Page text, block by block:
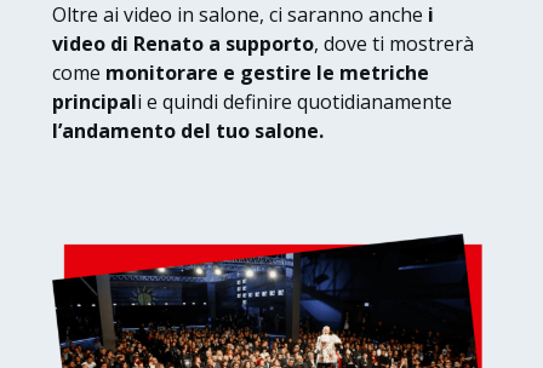
Oltre ai video in salone, ci saranno anche i
video di Renato a supporto, dove ti mostrerà
come monitorare e gestire le metriche
principali e quindi definire quotidianamente
l’andamento del tuo salone.